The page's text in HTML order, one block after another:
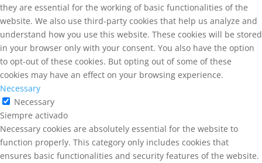
they are essential for the working of basic functionalities of the
website. We also use third-party cookies that help us analyze and
understand how you use this website. These cookies will be stored
in your browser only with your consent. You also have the option
to opt-out of these cookies. But opting out of some of these
cookies may have an effect on your browsing experience.
Necessary
Necessary
Siempre activado
Necessary cookies are absolutely essential for the website to
function properly. This category only includes cookies that
ensures basic functionalities and security features of the website.